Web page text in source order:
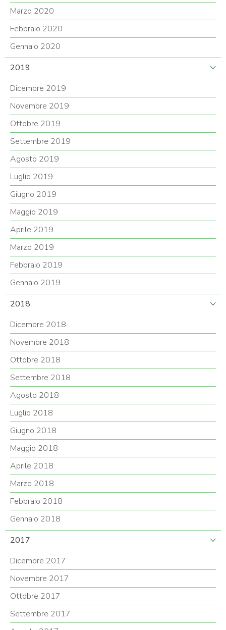
Marzo 2020
Febbraio 2020
Gennaio 2020
2019
Dicembre 2019
Novembre 2019
Ottobre 2019
Settembre 2019
Agosto 2019
Luglio 2019
Giugno 2019
Maggio 2019
Aprile 2019
Marzo 2019
Febbraio 2019
Gennaio 2019
2018
Dicembre 2018
Novembre 2018
Ottobre 2018
Settembre 2018
Agosto 2018
Luglio 2018
Giugno 2018
Maggio 2018
Aprile 2018
Marzo 2018
Febbraio 2018
Gennaio 2018
2017
Dicembre 2017
Novembre 2017
Ottobre 2017
Settembre 2017